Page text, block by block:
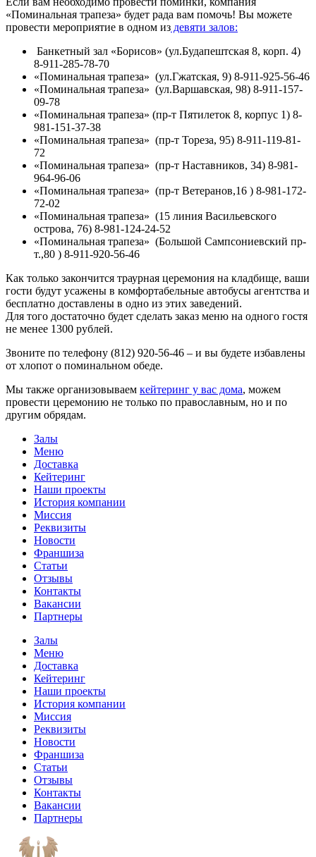
«Поминальная трапеза» будет рада вам помочь! Вы можете
провести мероприятие в одном из девяти залов:
Банкетный зал «Борисов» (ул.Будапештская 8, корп. 4)
8-911-285-78-70
«Поминальная трапеза» (ул.Гжатская, 9) 8-911-925-56-46
«Поминальная трапеза» (ул.Варшавская, 98) 8-911-157-
09-78
«Поминальная трапеза» (пр-т Пятилеток 8, корпус 1) 8-
981-151-37-38
«Поминальная трапеза» (пр-т Тореза, 95) 8-911-119-81-
72
«Поминальная трапеза» (пр-т Наставников, 34) 8-981-
964-96-06
«Поминальная трапеза» (пр-т Ветеранов,16 ) 8-981-172-
72-02
«Поминальная трапеза» (15 линия Васильевского
острова, 76) 8-981-124-24-52
«Поминальная трапеза» (Большой Сампсониевский пр-
т.,80 ) 8-911-920-56-46
Как только закончится траурная церемония на кладбище, ваши
гости будут усажены в комфортабельные автобусы агентства и
бесплатно доставлены в одно из этих заведений.
Для того достаточно будет сделать заказ меню на одного гостя
не менее 1300 рублей.
Звоните по телефону (812) 920-56-46 – и вы будете избавлены
от хлопот о поминальном обеде.
Мы также организовываем кейтеринг у вас дома, можем
провести церемонию не только по православным, но и по
другим обрядам.
Залы
Меню
Доставка
Кейтеринг
Наши проекты
История компании
Миссия
Реквизиты
Новости
Франшиза
Статьи
Отзывы
Контакты
Вакансии
Партнеры
Залы
Меню
Доставка
Кейтеринг
Наши проекты
История компании
Миссия
Реквизиты
Новости
Франшиза
Статьи
Отзывы
Контакты
Вакансии
Партнеры